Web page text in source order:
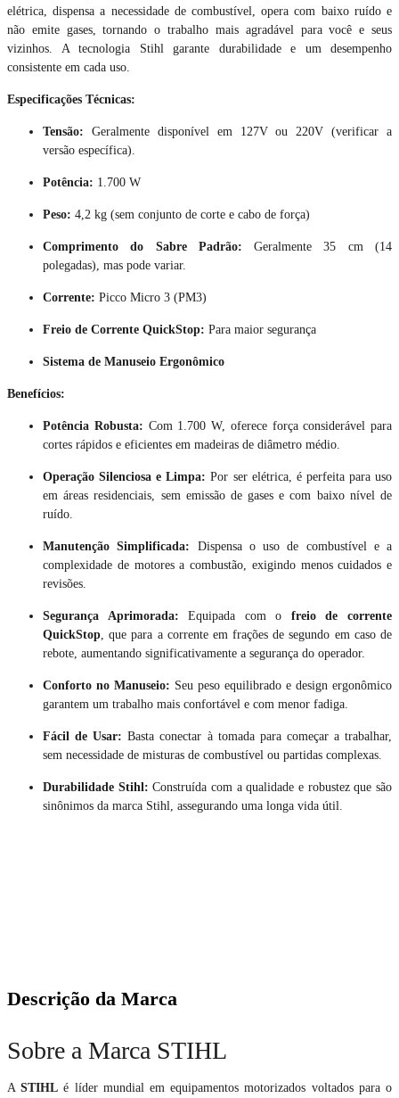
elétrica, dispensa a necessidade de combustível, opera com baixo ruído e
não emite gases, tornando o trabalho mais agradável para você e seus
vizinhos. A tecnologia Stihl garante durabilidade e um desempenho
consistente em cada uso.
Especificações Técnicas:
Tensão: Geralmente disponível em 127V ou 220V (verificar a
versão específica).
Potência: 1.700 W
Peso: 4,2 kg (sem conjunto de corte e cabo de força)
Comprimento do Sabre Padrão: Geralmente 35 cm (14
polegadas), mas pode variar.
Corrente: Picco Micro 3 (PM3)
Freio de Corrente QuickStop: Para maior segurança
Sistema de Manuseio Ergonômico
Benefícios:
Potência Robusta: Com 1.700 W, oferece força considerável para
cortes rápidos e eficientes em madeiras de diâmetro médio.
Operação Silenciosa e Limpa: Por ser elétrica, é perfeita para uso
em áreas residenciais, sem emissão de gases e com baixo nível de
ruído.
Manutenção Simplificada: Dispensa o uso de combustível e a
complexidade de motores a combustão, exigindo menos cuidados e
revisões.
Segurança Aprimorada: Equipada com o freio de corrente
QuickStop , que para a corrente em frações de segundo em caso de
rebote, aumentando significativamente a segurança do operador.
Conforto no Manuseio: Seu peso equilibrado e design ergonômico
garantem um trabalho mais confortável e com menor fadiga.
Fácil de Usar: Basta conectar à tomada para começar a trabalhar,
sem necessidade de misturas de combustível ou partidas complexas.
Durabilidade Stihl: Construída com a qualidade e robustez que são
sinônimos da marca Stihl, assegurando uma longa vida útil.
Descrição da Marca
Sobre a Marca STIHL
ASTIHL é líder mundial em equipamentos motorizados voltados para o